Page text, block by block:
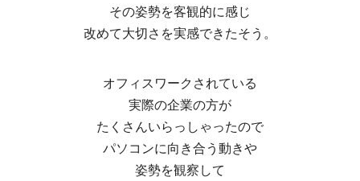
その姿勢を客観的に感じ
改めて大切さを実感できたそう。
オフィスワークされている
実際の企業の方が
たくさんいらっしゃったので
パソコンに向き合う動きや
姿勢を観察して